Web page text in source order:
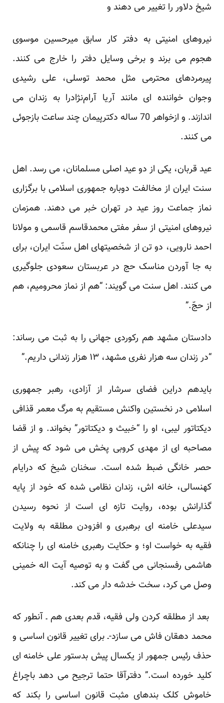
شیخ دلاور را تغییر می دهند و
نیروهای امنیتی به دفتر کار سابق میرحسین موسوی
هجوم می برند و برخی وسایل دفتر را خارج می کنند.
پیرمردهای محترمی مثل محمد توسلی، علی رشیدی
وجوان خواننده ای مانند آریا آرام‌نژادرا به زندان می
اندازند. و ازخواهر 70 ساله دکترپیمان چند ساعت بازجوئی
می کنند.
عید قربان، یکی از دو عید اصلی مسلمانان، می رسد. اهل
سنت ایران از مخالفت دوباره جمهوری اسلامی با برگزاری
نماز جماعت روز عید در تهران خبر می دهند. همزمان
نیروهای امنیتی از سفر مفتی محمدقاسم قاسمی و مولانا
احمد نارویی، دو تن از شخصیت‏های اهل سنّت ایران، برای
به جا آوردن مناسک حج در عربستان سعودی جلوگیری
می کنند. اهل سنت می گویند: “هم از نماز محرومیم، هم
از حجّ.”
دادستان مشهد هم رکوردی جهانی را به ثبت می رساند:
“در زندان سه هزار نفری مشهد، ۱۳ هزار زندانی داریم.”
بایدهم دراین فضای سرشار از آزادی، رهبر جمهوری
اسلامی در نخستین واکنش مستقیم به مرگ معمر قذافی
دیکتاتور لیبی، او را “خبیث و دیکتاتور” بخواند. و از قضا
مصاحبه ای از مهدی کروبی پخش می شود که پیش از
حصر خانگی ضبط شده است. سخنان شیخ که درایام
کهنسالی، خانه اش، زندان نظامی شده که خود از پایه
گذارانش بوده، روایت تازه ای است از نحوه رسیدن
سیدعلی خامنه ای برهبری و افزودن مطلقه به ولایت
فقیه به خواست او؛ و حکایت رهبری خامنه ای را چنانکه
هاشمی رفسنجانی می گفت و به توصیه آیت اله خمینی
وصل می کرد، سخت خدشه دار می کند.
بعد از مطلقه کردن ولی فقیه، قدم بعدی هم ـ آنطور که
محمد دهقان فاش می سازد-ـ برای تغییر قانون اساسی و
حذف رئیس جمهور از یکسال پیش بدستور علی خامنه ای
کلید خورده است.” دفترآقا حتما ترجیح می دهد باچراغ
خاموش کلک بندهای مثبت قانون اساسی را بکند که